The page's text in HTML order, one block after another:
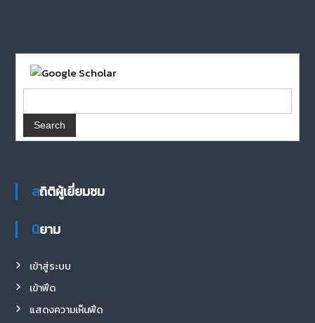
สถิติผู้เยี่ยมชม
นิยาม
เข้าสู่ระบบ
เข้าฟีด
แสดงความเห็นฟีด